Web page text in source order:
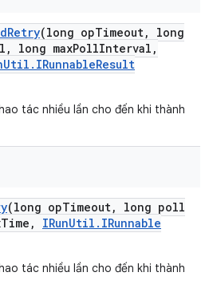
Retry(long opTimeout,
long
, long maxPollInterval ,
Util . IRunnableResult
tác nhiều lần cho đến khi thành
(long opTimeout,
long poll
Time , IRunUtil . IRunnable
tác nhiều lần cho đến khi thành